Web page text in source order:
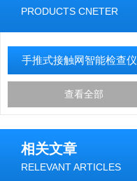
PRODUCTS CNETER
手推式接触网智能检查仪
查看全部
相关文章
RELEVANT ARTICLES